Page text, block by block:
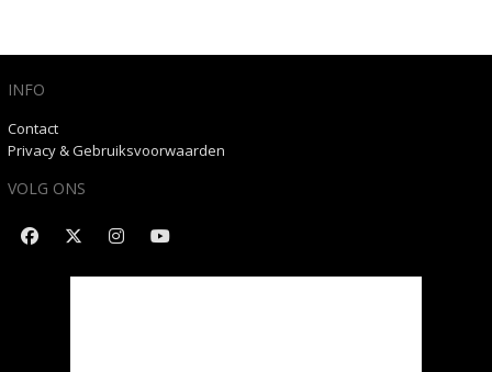
INFO
Contact
Privacy & Gebruiksvoorwaarden
VOLG ONS